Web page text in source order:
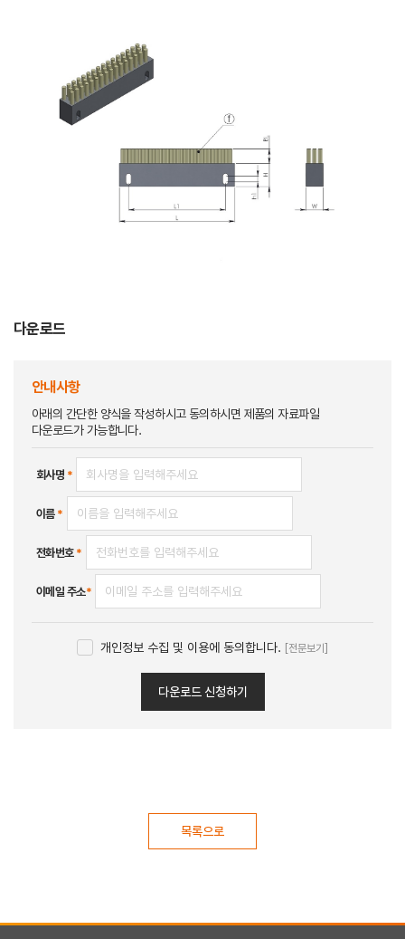
다운로드
안내사항
아래의 간단한 양식을 작성하시고 동의하시면 제품의 자료파일
다운로드가 가능합니다.
회사명 *
이름 *
전화번호 *
이메일 주소*
개인정보 수집 및 이용에 동의합니다. [전문보기]
다운로드 신청하기
목록으로